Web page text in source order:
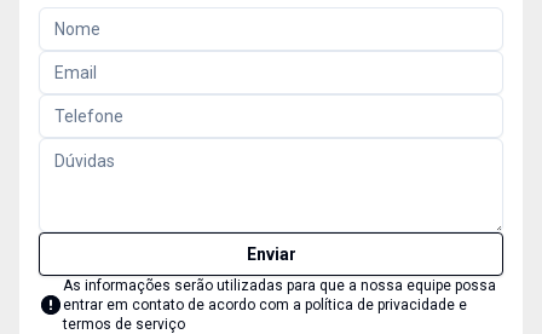
Enviar
As informações serão utilizadas para que a nossa equipe possa
entrar em contato de acordo com a política de privacidade e
termos de serviço